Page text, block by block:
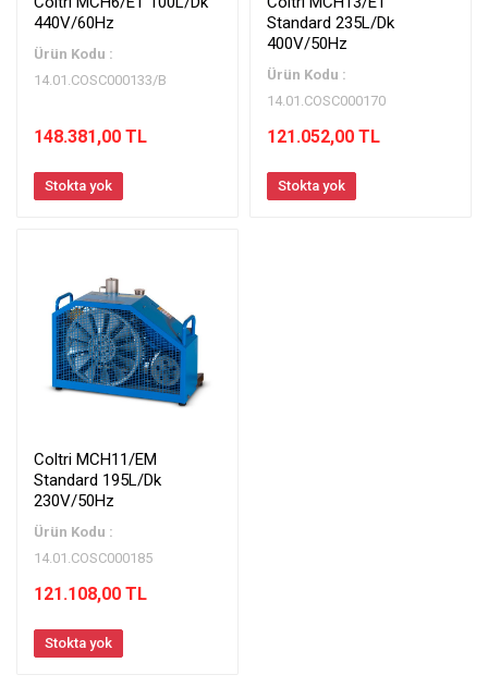
440V/60Hz
Ürün Kodu :
14.01.COSC000133/B
148.381,00 TL
Stokta yok
Standard 235L/Dk
400V/50Hz
Ürün Kodu :
14.01.COSC000170
121.052,00 TL
Stokta yok
Coltri MCH11/EM
Standard 195L/Dk
230V/50Hz
Ürün Kodu :
14.01.COSC000185
121.108,00 TL
Stokta yok